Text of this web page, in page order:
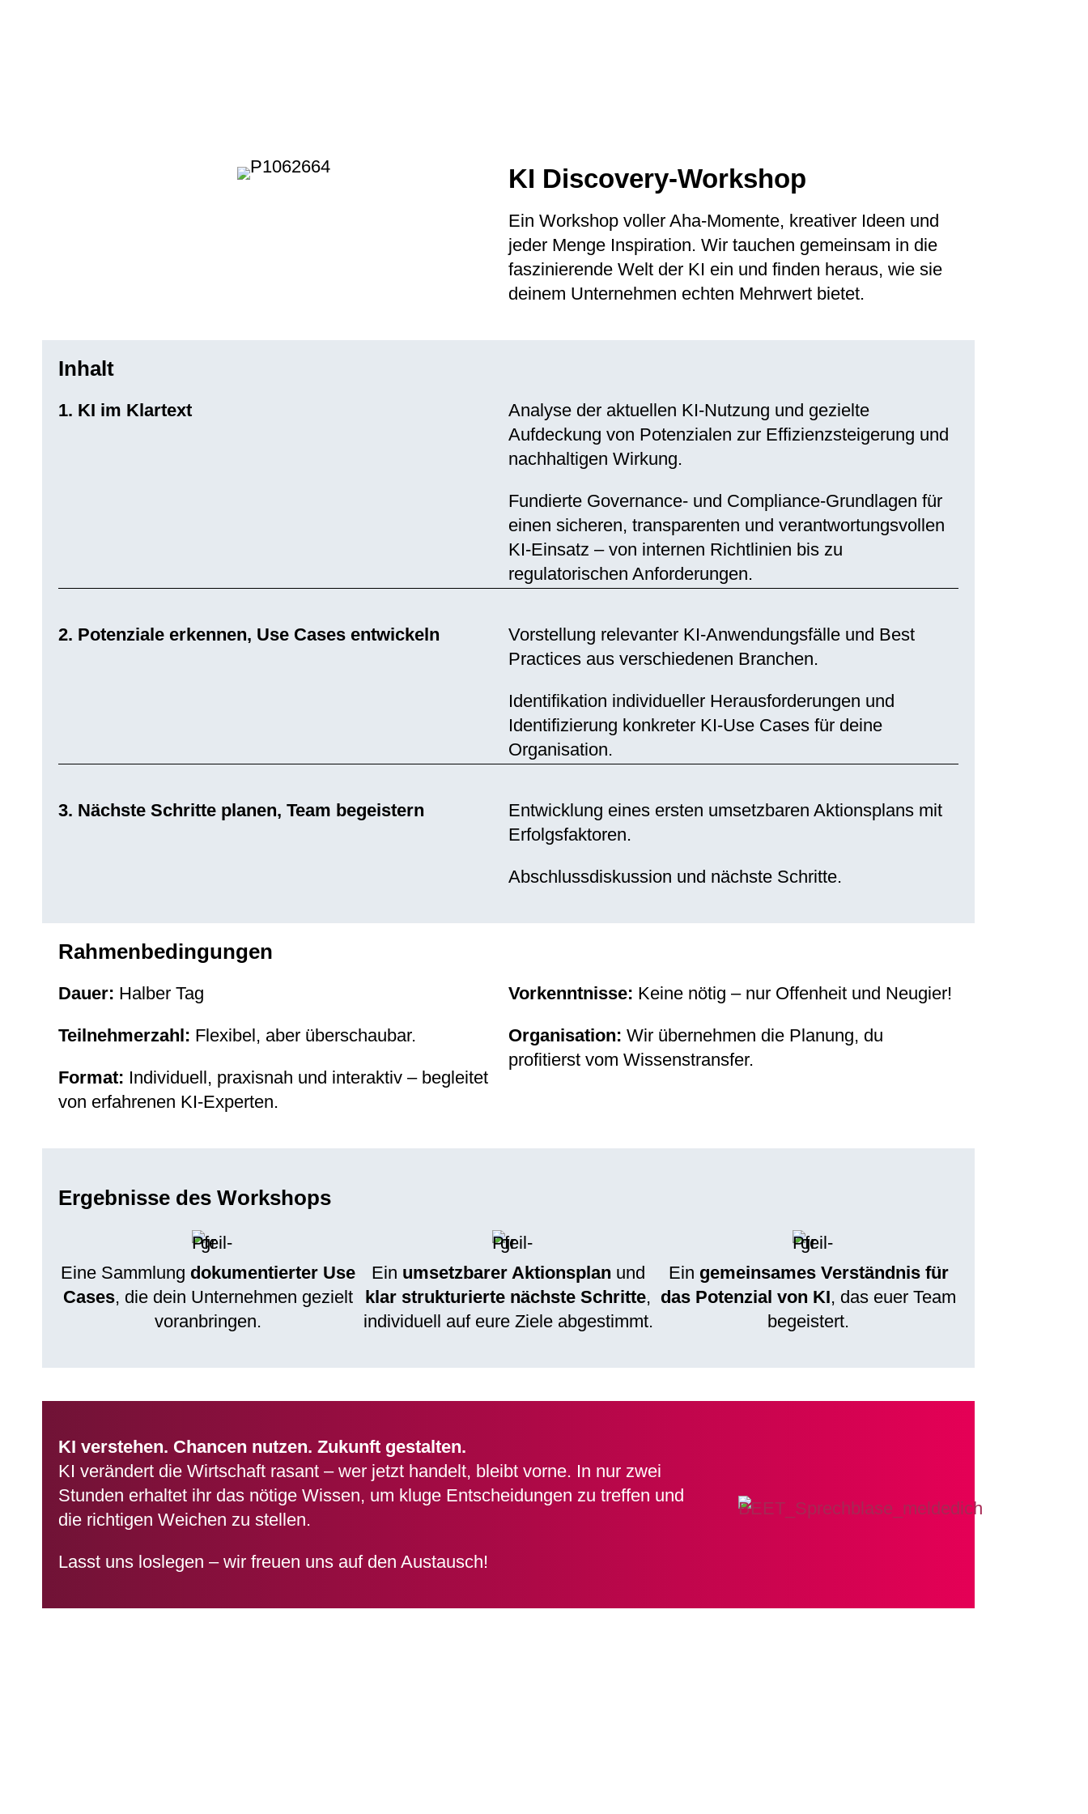
KI Discovery-Workshop
Ein Workshop voller Aha-Momente, kreativer Ideen und
jeder Menge Inspiration. Wir tauchen gemeinsam in die
faszinierende Welt der KI ein und finden heraus, wie sie
deinem Unternehmen echten Mehrwert bietet.
Inhalt
1. KI im Klartext
Analyse der aktuellen KI-Nutzung und gezielte
Aufdeckung von Potenzialen zur Effizienzsteigerung und
nachhaltigen Wirkung.
Fundierte Governance- und Compliance-Grundlagen für
einen sicheren, transparenten und verantwortungsvollen
KI-Einsatz – von internen Richtlinien bis zu
regulatorischen Anforderungen.
2. Potenziale erkennen, Use Cases entwickeln
Vorstellung relevanter KI-Anwendungsfälle und Best
Practices aus verschiedenen Branchen.
Identifikation individueller Herausforderungen und
Identifizierung konkreter KI-Use Cases für deine
Organisation.
3. Nächste Schritte planen, Team begeistern
Entwicklung eines ersten umsetzbaren Aktionsplans mit
Erfolgsfaktoren.
Abschlussdiskussion und nächste Schritte.
Rahmenbedingungen
Dauer: Halber Tag
Teilnehmerzahl: Flexibel, aber überschaubar.
Format: Individuell, praxisnah und interaktiv – begleitet
von erfahrenen KI-Experten.
Vorkenntnisse: Keine nötig – nur Offenheit und Neugier!
Organisation: Wir übernehmen die Planung, du
profitierst vom Wissenstransfer.
Ergebnisse des Workshops
Eine Sammlung dokumentierter Use
Cases, die dein Unternehmen gezielt
voranbringen.
Ein umsetzbarer Aktionsplan und
klar strukturierte nächste Schritte,
individuell auf eure Ziele abgestimmt.
Ein gemeinsames Verständnis für
das Potenzial von KI, das euer Team
begeistert.
KI verstehen. Chancen nutzen. Zukunft gestalten.
KI verändert die Wirtschaft rasant – wer jetzt handelt, bleibt vorne. In nur zwei
Stunden erhaltet ihr das nötige Wissen, um kluge Entscheidungen zu treffen und
die richtigen Weichen zu stellen.
Lasst uns loslegen – wir freuen uns auf den Austausch!